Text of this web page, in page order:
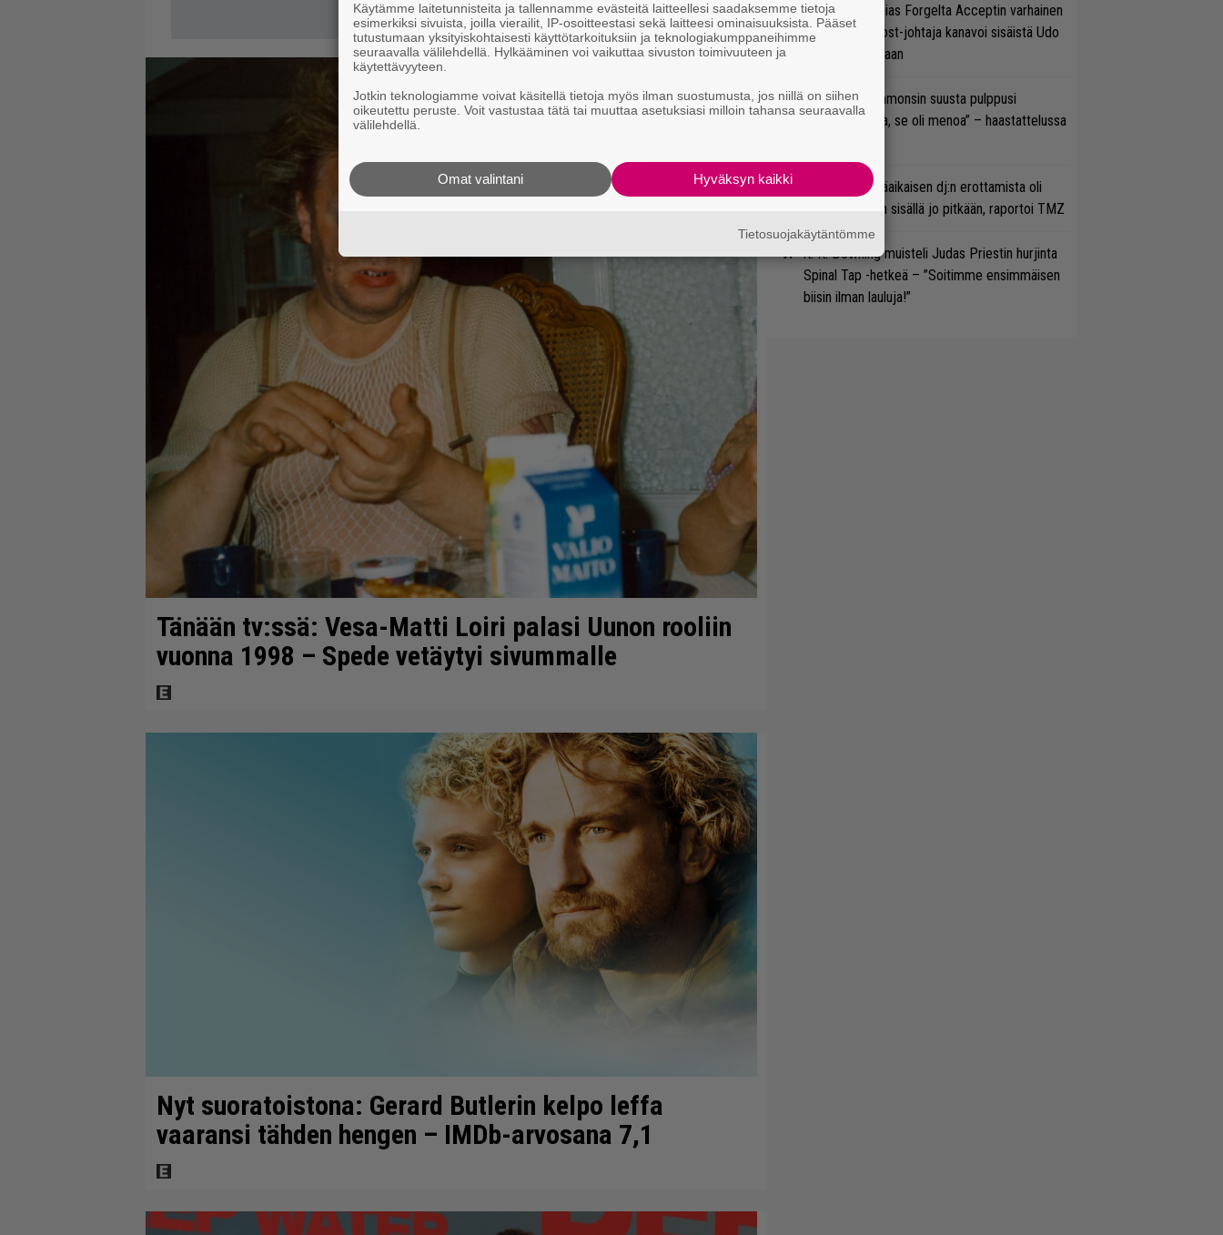
Tänään tv:ssä: Vesa-Matti Loiri palasi Uunon rooliin
vuonna 1998 – Spede vetäytyi sivummalle
Nyt suoratoistona: Gerard Butlerin kelpo leffa
vaaransi tähden hengen – IMDb-arvosana 7,1
Näin sujuu Tobias Forgelta Acceptin varhainen
tuotanto – Ghost-johtaja kanavoi sisäistä Udo
Dirkschneideriaan
”Kun Gene Simmonsin suusta pulppusi
verioksennusta, se oli menoa” – haastattelussa
Slipknotin pitkäaikaisen dj:n erottamista oli
mietitty bändin sisällä jo pitkään, raportoi TMZ
K. K. Downing muisteli Judas Priestin hurjinta
Spinal Tap -hetkeä – ”Soitimme ensimmäisen
biisin ilman lauluja!”
Käytämme laitetunnisteita ja tallennamme evästeitä laitteellesi saadaksemme tietoja
esimerkiksi sivuista, joilla vierailit, IP-osoitteestasi sekä laitteesi ominaisuuksista. Pääset
tutustumaan yksityiskohtaisesti käyttötarkoituksiin ja teknologiakumppaneihimme
seuraavalla välilehdellä. Hylkääminen voi vaikuttaa sivuston toimivuuteen ja
käytettävyyteen.
Jotkin teknologiamme voivat käsitellä tietoja myös ilman suostumusta, jos niillä on siihen
oikeutettu peruste. Voit vastustaa tätä tai muuttaa asetuksiasi milloin tahansa seuraavalla
välilehdellä.
Hyväksyn kaikki
Omat valintani
Tietosuojakäytäntömme